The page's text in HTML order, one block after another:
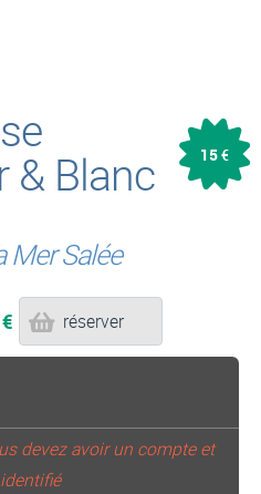
& Blanc
Mer Salée
15€
réserver
devez avoir un compte et